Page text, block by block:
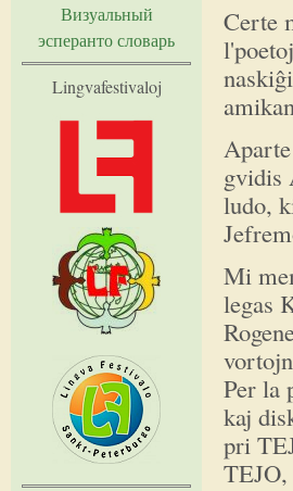
Certe
gvidis
ludo,
Mi
legas
Per la
kaj
pri
Визуальный
эсперанто словарь
Lingvafestivaloj